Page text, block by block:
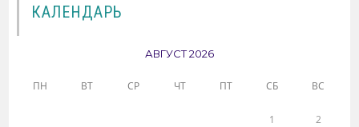
КАЛЕНДАРЬ
АВГУСТ 2026
ПН ВТ СР ЧТ ПТ СБ ВС
1 2